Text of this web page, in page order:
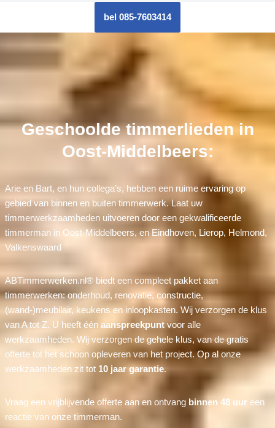
bel 085-7603414
Geschoolde timmerlieden in
Oost-Middelbeers:
Arie en Bart, en hun collega’s, hebben een ruime ervaring op
gebied van binnen en buiten timmerwerk. Laat uw
timmerwerkzaamheden uitvoeren door een gekwalificeerde
timmerman in Oost-Middelbeers, en Eindhoven, Lierop, Helmond,
Valkenswaard
ABTimmerwerken.nl® biedt een compleet pakket aan
timmerwerken: onderhoud, renovatie, constructie,
(wand-)meubilair, keukens en inloopkasten. Wij verzorgen de klus
van A tot Z. U heeft één aanspreekpuntvoor alle
werkzaamheden. Wij verzorgen de gehele klus, van de gratis
offerte tot het schoon opleveren van het project. Op al onze
werkzaamheden zit tot 10 jaar garantie.
Vraag een vrijblijvende offerte aan en ontvang binnen 48 uureen
reactie van onze timmerman.